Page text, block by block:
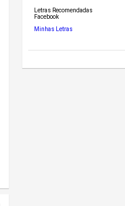
Letras Recomendadas
Facebook
Minhas Letras